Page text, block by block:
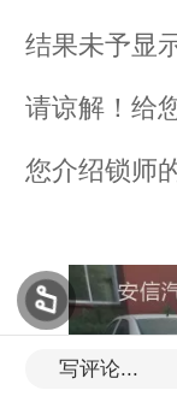
结果未予显
请谅解！给
您介绍锁师
写评论...